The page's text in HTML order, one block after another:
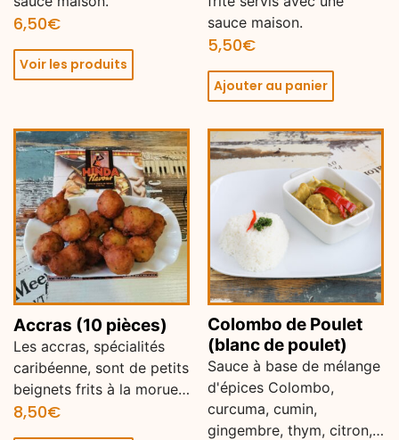
6,50€
Voir les produits
sauce maison.
5,50€
Ajouter au panier
Accras (10 pièces)
Les accras, spécialités
caribéenne, sont de petits
beignets frits à la morue…
8,50€
Colombo de Poulet
(blanc de poulet)
Sauce à base de mélange
d'épices Colombo,
curcuma, cumin,
gingembre, thym, citron,…